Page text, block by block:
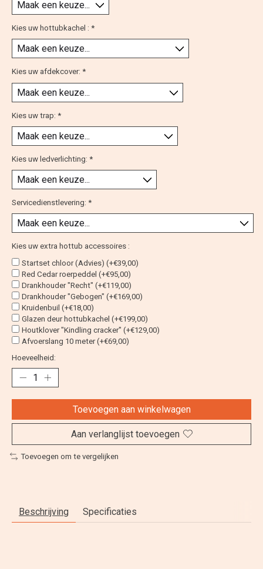
Kies uw hottubkachel : *
Kies uw afdekcover: *
Kies uw trap: *
Kies uw ledverlichting: *
Servicedienstlevering: *
Kies uw extra hottub accessoires :
Startset chloor (Advies) (+€39,00)
Red Cedar roerpeddel (+€95,00)
Drankhouder "Recht" (+€119,00)
Drankhouder "Gebogen" (+€169,00)
Kruidenbuil (+€18,00)
Glazen deur hottubkachel (+€199,00)
Houtklover "Kindling cracker" (+€129,00)
Afvoerslang 10 meter (+€69,00)
Hoeveelheid:
Toevoegen aan winkelwagen
Aan verlanglijst toevoegen
Toevoegen om te vergelijken
Beschrijving Specificaties